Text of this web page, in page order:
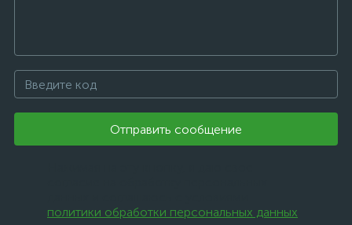
Отправить сообщение
политики обработки персональных данных